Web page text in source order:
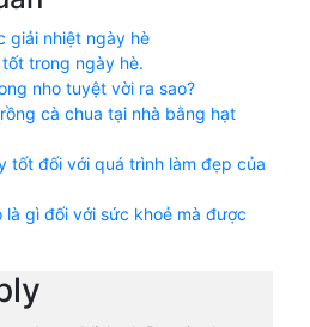
giải nhiệt ngày hè
trong ngày hè.
nho tuyệt vời ra sao?
cà chua tại nhà bằng hạt
tốt đối với quá trình làm đẹp của
là gì đối với sức khoẻ mà được